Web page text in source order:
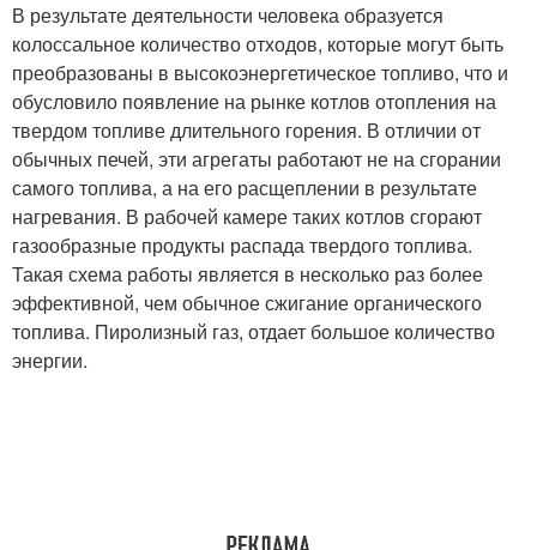
В результате деятельности человека образуется
колоссальное количество отходов, которые могут быть
преобразованы в высокоэнергетическое топливо, что и
обусловило появление на рынке котлов отопления на
твердом топливе длительного горения. В отличии от
обычных печей, эти агрегаты работают не на сгорании
самого топлива, а на его расщеплении в результате
нагревания. В рабочей камере таких котлов сгорают
газообразные продукты распада твердого топлива.
Такая схема работы является в несколько раз более
эффективной, чем обычное сжигание органического
топлива. Пиролизный газ, отдает большое количество
энергии.